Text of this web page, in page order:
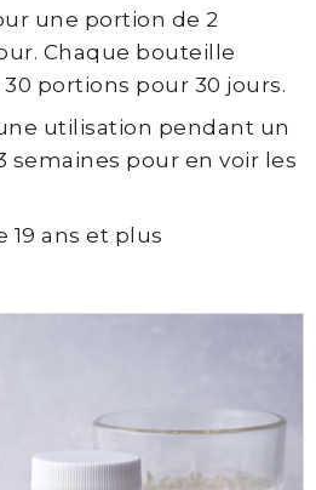
une portion de 2
Chaque bouteille
portions pour 30 jours.
utilisation pendant un
semaines pour en voir les
19 ans et plus